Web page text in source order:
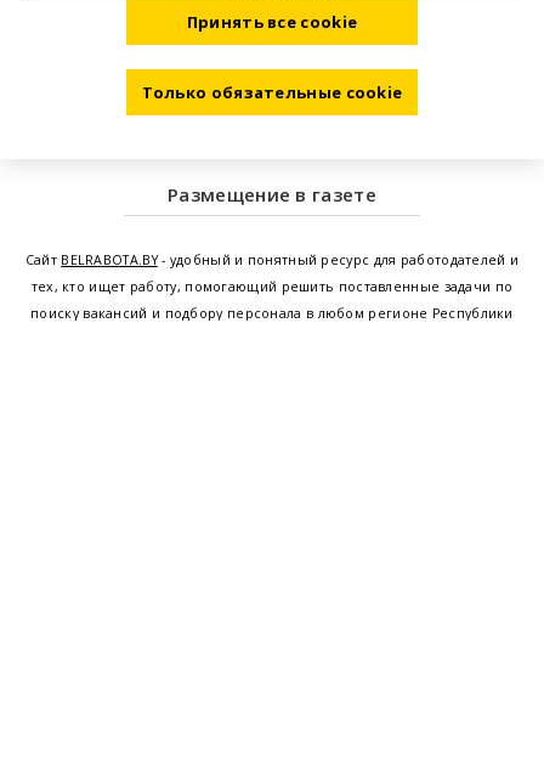
Размещение в газете
Сайт BELRABOTA.BY- удобный и понятный ресурс для работодателей и
тех, кто ищет работу, помогающий решить поставленные задачи по
поиску вакансий и подбору персонала в любом регионе Республики
Принять все cookie
Только обязательные cookie